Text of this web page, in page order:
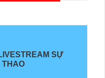
SỰ
THAO